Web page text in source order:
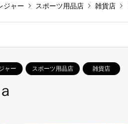
ジャー スポーツ用品店 雑貨店
ャー スポーツ用品店 雑貨店